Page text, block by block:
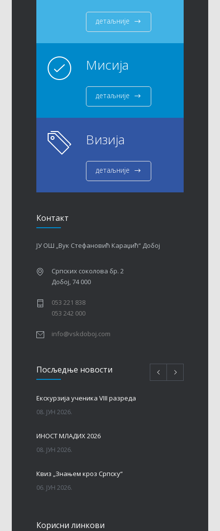
детаљније
Мисија
детаљније
Визија
детаљније
Контакт
ЈУ ОШ „Вук Стефановић Караџић“ Добој
Српских соколова бр. 2
Добој, 74 000
053 221 838
053 242 000
info@vskdoboj.com
Посљедњe новости
Eкскурзија ученика VIII разреда
08. ЈУН 2026.
ИНОСТ МЛАДИХ 2026
08. ЈУН 2026.
Квиз „Знањем кроз Српску“
06. ЈУН 2026.
06. ЈУН 2026.
Корисни линкови